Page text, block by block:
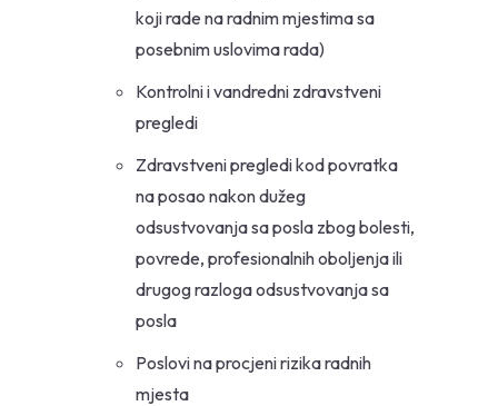
koji rade na radnim mjestima sa
posebnim uslovima rada)
Kontrolni i vandredni zdravstveni
pregledi
Zdravstveni pregledi kod povratka
na posao nakon dužeg
odsustvovanja sa posla zbog bolesti,
povrede, profesionalnih oboljenja ili
drugog razloga odsustvovanja sa
posla
Poslovi na procjeni rizika radnih
mjesta